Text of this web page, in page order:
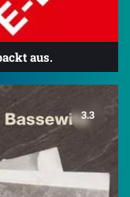
aus.
3.3